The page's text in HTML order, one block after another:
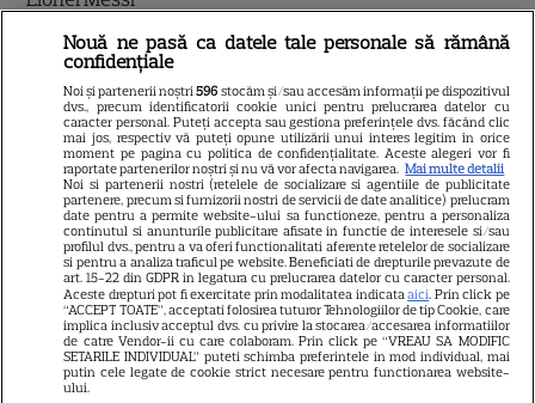
Școala începe mai devreme ca
de obicei toamna aceasta! Ce a
decis Ministerul Educației
Tragedia înfiorătoare a
Nouă ne pasă ca datele tale personale să rămână
confidențiale
Noi și partenerii noștri596 stocăm și/sau accesăm informații pe dispozitivul
dvs., precum identificatorii cookie unici pentru prelucrarea datelor cu
caracter personal. Puteți accepta sau gestiona preferințele dvs. făcând clic
mai jos, respectiv vă puteți opune utilizării unui interes legitim în orice
moment pe pagina cu politica de confidențialitate. Aceste alegeri vor fi
raportate partenerilor noștri și nu vă vor afecta navigarea. Mai multe detalii
Noi si partenerii nostri (retelele de socializare si agentiile de publicitate
partenere, precum si furnizorii nostri de servicii de date analitice) prelucram
date pentru a permite website-ului sa functioneze, pentru a personaliza
continutul si anunturile publicitare afisate in functie de interesele si/sau
profilul dvs., pentru a va oferi functionalitati aferente retelelor de socializare
si pentru a analiza traficul pe website. Beneficiati de drepturile prevazute de
art. 15-22 din GDPR in legatura cu prelucrarea datelor cu caracter personal.
Aceste drepturi pot fi exercitate prin modalitatea indicataaici. Prin click pe
“ACCEPT TOATE”, acceptati folosirea tuturor Tehnologiilor de tip Cookie, care
implica inclusiv acceptul dvs. cu privire la stocarea/accesarea informatiilor
de catre Vendor-ii cu care colaboram. Prin click pe “VREAU SA MODIFIC
SETARILE INDIVIDUAL” puteti schimba preferintele in mod individual, mai
putin cele legate de cookie strict necesare pentru functionarea website-
ului.